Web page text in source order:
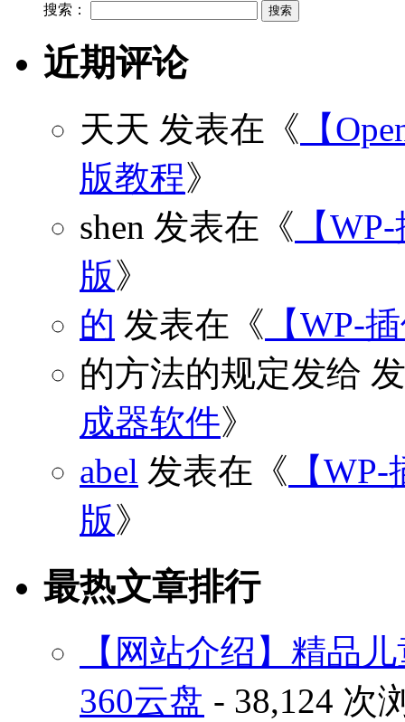
搜索：
近期评论
天天 发表在《 【
版教程》
shen 发表在《 【
版》
的 发表在《 【WP-
的方法的规定发给
成器软件》
abel 发表在《 【
版》
最热文章排行
【网站介绍】精品
360云盘 - 38,124 次